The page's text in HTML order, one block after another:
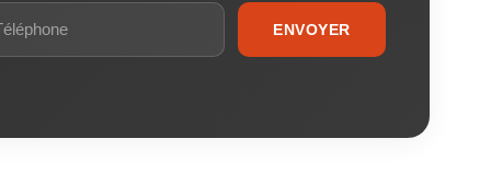
ENVOYER